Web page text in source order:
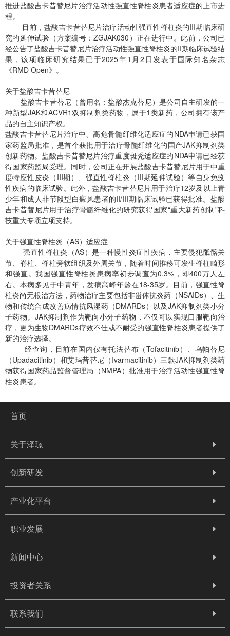
推进盐酸吉卡昔替尼片治疗活动性强直性脊柱炎患者适应症的上市进
程。
目前，盐酸吉卡昔替尼片治疗活动性强直性脊柱炎的III期临床研
究的延伸试验（方案编号：ZGJAK030）正在进行中。此前，公司已
经公告了盐酸吉卡昔替尼片治疗活动性强直性脊柱炎的II期临床试验结
果，该项临床研究结果已于2025年1月2日发表于国际知名杂志
《RMD Open》。
关于盐酸吉卡昔替尼
盐酸吉卡昔替尼（曾用名：盐酸杰克替尼）是公司自主研发的一
种新型JAK和ACVR1双抑制剂类药物，属于1类新药，公司拥有该产
品的自主知识产权。
盐酸吉卡昔替尼片治疗中、高危骨髓纤维化适应症的NDA申请已获国
家药监局批准，是首个获批用于治疗骨髓纤维化的国产JAK抑制剂类
创新药物。盐酸吉卡昔替尼片治疗重度斑秃适应症的NDA申请已经获
得国家药监局受理。同时，公司正在开展盐酸吉卡昔替尼片用于中重
度特应性皮炎（III期）、强直性脊柱炎（III期延伸试验）等自身免疫
性疾病的临床试验。此外，盐酸吉卡昔替尼片用于治疗12岁及以上青
少年和成人非节段型白癜风患者的II/III期临床试验已获得批准。盐酸
吉卡昔替尼片用于治疗骨髓纤维化的研究获得国家“重大新药创制”科
技重大专项立项支持。
关于强直性脊柱炎（AS）适应症
强直性脊柱炎（AS）是一种慢性炎症性疾病，主要侵犯骶髂关
节、脊柱、脊柱旁软组织及外周关节，随着时间推移可发生脊柱畸形
和强直。我国强直性脊柱炎患病率初步调查为0.3%，即400万人左
右。本病多见于中青年，发病高峰年龄在18-35岁。目前，强直性脊
柱炎尚无根治方法，药物治疗主要包括非甾体抗炎药（NSAIDs）、生
物和传统合成改善病情抗风湿药（DMARDs）以及JAK抑制剂类小分
子药物。JAK抑制剂作为靶向小分子药物，不仅可以实现口服靶向治
疗，更为生物DMARDs疗效不佳或不耐受的强直性脊柱炎患者提供了
新的治疗选择。
经查询，目前在国内仅有托法替布（Tofacitinib）、乌帕替尼
（Upadacitinib）和艾玛昔替尼（Ivarmacitinib）三款JAK抑制剂类药
物获得国家药品监督管理局（NMPA）批准用于治疗活动性强直性脊
柱炎患者。
首页
关于泽璟
创新研发
产业化平台
职业发展
新闻中心
投资者关系
联系我们